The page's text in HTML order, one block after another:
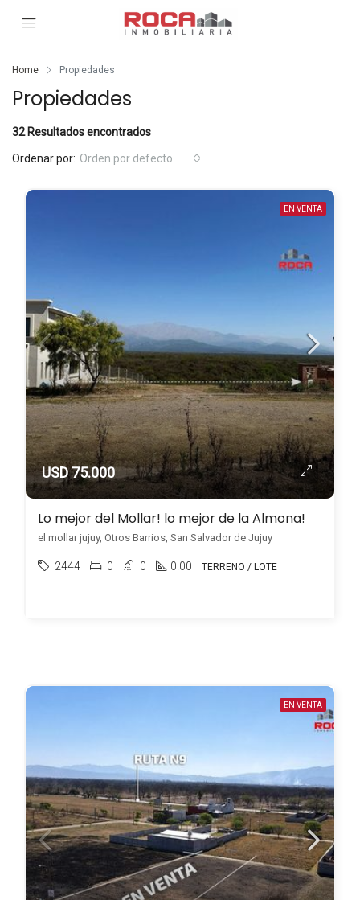
Home Propiedades
Propiedades
32 Resultados encontrados
Ordenar por: Orden por defecto
EN VENTA
USD 75.000
Lo mejor del Mollar! lo mejor de la Almona!
el mollar jujuy, Otros Barrios, San Salvador de Jujuy
2444 0 0 0.00 TERRENO / LOTE
EN VENTA